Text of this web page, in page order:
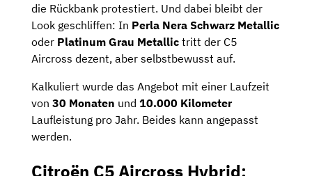
die Rückbank protestiert. Und dabei bleibt der
Look geschliffen: In Perla Nera Schwarz Metallic
oder Platinum Grau Metallic tritt der C5
Aircross dezent, aber selbstbewusst auf.
Kalkuliert wurde das Angebot mit einer Laufzeit
von 30 Monaten und 10.000 Kilometer
Laufleistung pro Jahr. Beides kann angepasst
werden.
Citroën C5 Aircross Hybrid: